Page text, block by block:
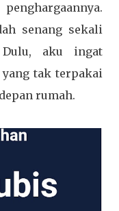
penghargaannya.
senang sekali
Dulu, aku ingat
tak terpakai
rumah.